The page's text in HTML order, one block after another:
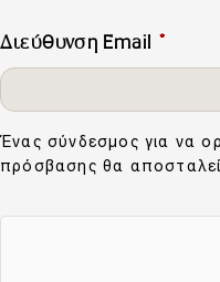
Διεύθυνση Email*
Ένας σύνδεσμος για να
πρόσβασης θα